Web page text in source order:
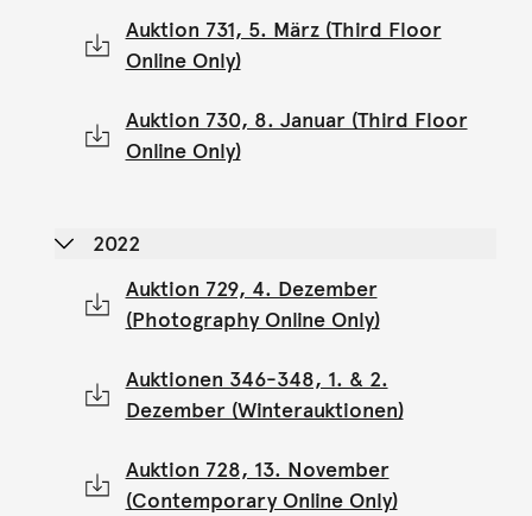
Auktion 731, 5. März (Third Floor
Online Only)
Auktion 730, 8. Januar (Third Floor
Online Only)
2022
Auktion 729, 4. Dezember
(Photography Online Only)
Auktionen 346-348, 1. & 2.
Dezember (Winterauktionen)
Auktion 728, 13. November
(Contemporary Online Only)